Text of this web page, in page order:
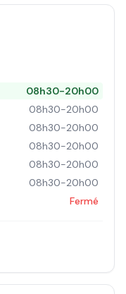
08h30-20h00
08h30-20h00
08h30-20h00
08h30-20h00
08h30-20h00
08h30-20h00
Fermé